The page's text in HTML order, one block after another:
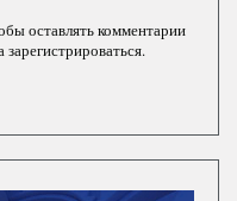
оставлять комментарии